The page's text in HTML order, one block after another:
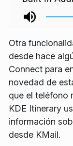
Otra
desde hace
Connect para
novedad de
que el teléfono
KDE Itinerary
información
desde KMail.